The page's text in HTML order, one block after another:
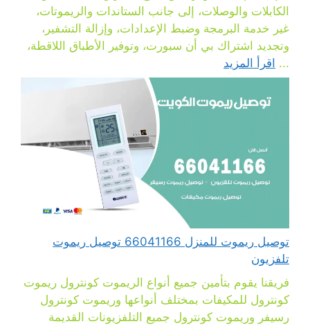
الكابلات والوصلات، إلى جانب الستاندات والريموتات،
غير خدمة البرمجة وضبط الإعدادات، وإزالة التشفير،
وتجديد اشتراك بي أن سبورت، وتوفير الأطباق اللاقطة،
... اقرأ المزيد
توصيل ريموت للمنزل 66041166 توصيل ريموت
تلفزيون
فريقنا يقوم بتأمين جميع أنواع الريموت كونترول ريموت
كونترول للمكيفات بمختلف أنواعها وريموت كونترول
رسيفر وريموت كونترول جميع التلفزيونات القديمة